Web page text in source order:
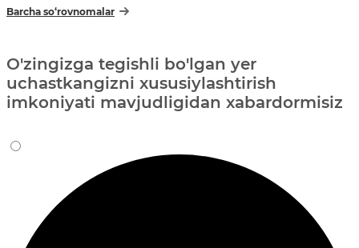
Barcha so‘rovnomalar
O'zingizga tegishli bo'lgan yer
uchastkangizni xususiylashtirish
imkoniyati mavjudligidan xabardormisiz